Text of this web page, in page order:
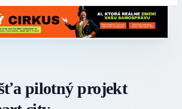
pilotný projekt